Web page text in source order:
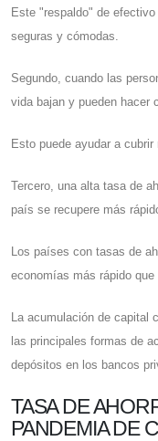
Este "respaldo" de
seguras y cómodas.
Segundo, cuando las
vida bajan y pueden hacer
Esto puede ayudar a
Tercero, una alta tasa de
país se recupere más
Los países con tasas de
economías más rápido
La acumulación de
las principales formas de
depósitos en los bancos
TASA DE
PANDEMIA DE